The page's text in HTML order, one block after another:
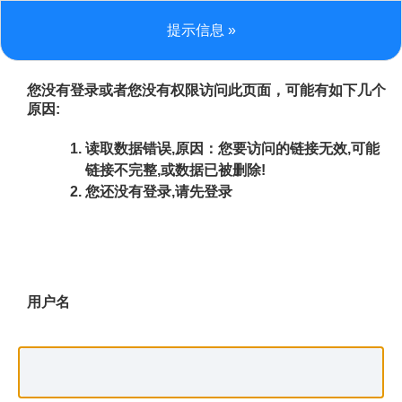
提示信息 »
您没有登录或者您没有权限访问此页面，可能有如下几个
原因:
读取数据错误,原因：您要访问的链接无效,可能
链接不完整,或数据已被删除!
您还没有登录,请先登录
用户名